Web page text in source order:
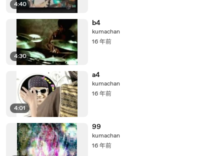
4:40
4:30
b4
kumachan
16 年前
4:01
a4
kumachan
16 年前
99
kumachan
16 年前